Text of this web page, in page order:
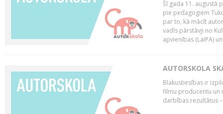
Šī gada 11. augustā
pie pedagogiem
par to, kā mācīt
vadīs pārstāvji no
apvienības (LaIPA)
AUTORSKOLA
Blakustiesības ir
filmu producentu un
darbības rezultātus